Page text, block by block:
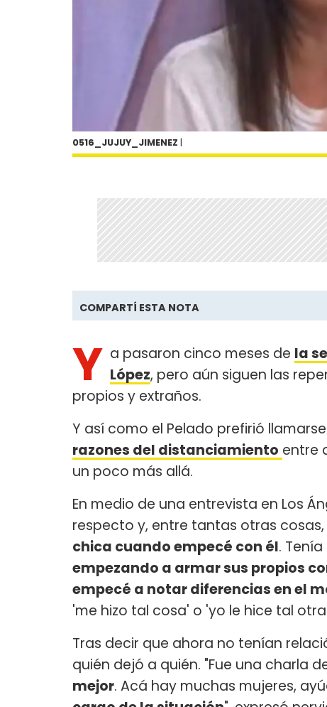
0516_JUJUY_JIMENEZ |
COMPARTÍ ESTA NOTA
Y a pasaron cinco meses de la
López, pero aún siguen las
propios y extraños.
Y así como el Pelado prefirió
razones del distanciamiento entre
un poco más allá.
En medio de una entrevista en Los
respecto y, entre tantas otras
chica cuando empecé con él.
empezando a armar sus propios
empecé a notar diferencias en el
'me hizo tal cosa' o 'yo le hice tal
Tras decir que ahora no tenían
quién dejó a quién. "Fue una charla
mejor. Acá hay muchas mujeres,